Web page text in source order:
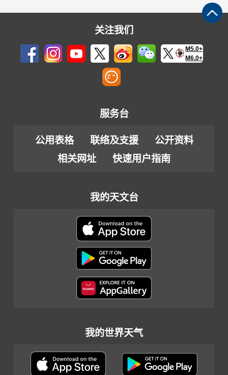
关注我们
M5.0+
M6.0+
服务台
公用表格 联络及支援
公开资料
相关网址
快速用户指南
我的天文台
我的世界天气